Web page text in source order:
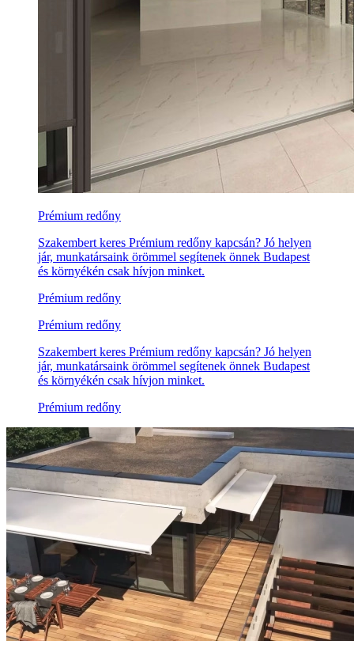
Prémium redőny
Szakembert keres Prémium redőny kapcsán? Jó helyen
jár, munkatársaink örömmel segítenek önnek Budapest
és környékén csak hívjon minket.
Prémium redőny
Prémium redőny
Szakembert keres Prémium redőny kapcsán? Jó helyen
jár, munkatársaink örömmel segítenek önnek Budapest
és környékén csak hívjon minket.
Prémium redőny